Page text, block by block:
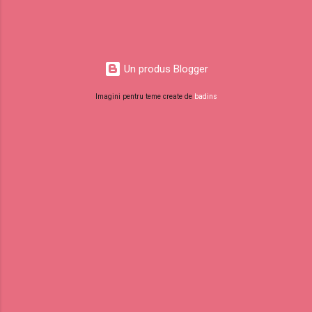
Un produs Blogger
Imagini pentru teme create de badins